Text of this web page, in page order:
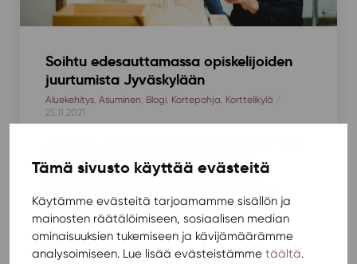
Tämä sivusto käyttää evästeitä
Käytämme evästeitä tarjoamamme sisällön ja
mainosten räätälöimiseen, sosiaalisen median
ominaisuuksien tukemiseen ja kävijämäärämme
analysoimiseen. Lue lisää evästeistämme täältä.
Soihtu edesauttamassa opiskelijoiden
juurtumista Jyväskylään
Aluekehitys, Asuminen Blogi, Kortepohja Korttelikylä /
25.11.2021
Korttelikylää jatkuvasti ja on mukana myös
kehittämisessä, jotta opiskelijoilla olisi entistä
paremmat mahdollisuudet jäädä Jyväskylään
opintojen jälkeenkin.